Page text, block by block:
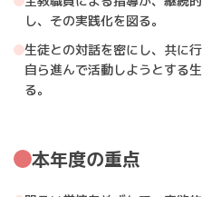
し、その実践化を図る。
生徒との対話を密にし、共に
自ら進んで活動しようとする
る。
本年度の重点